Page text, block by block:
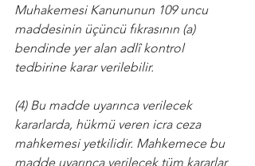
Muhakemesi Kanununun 109 uncu
maddesinin üçüncü fıkrasının (a)
bendinde yer alan adlî kontrol
tedbirine karar verilebilir.
(4) Bu madde uyarınca verilecek
kararlarda, hükmü veren icra ceza
mahkemesi yetkilidir. Mahkemece bu
madde uyarınca verilecek tüm kararlar